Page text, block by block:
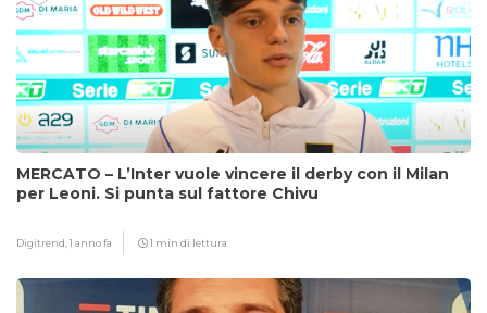
MERCATO – L’Inter vuole vincere il derby con il Milan
per Leoni. Si punta sul fattore Chivu
Digitrend,1 anno fa 1 min di lettura